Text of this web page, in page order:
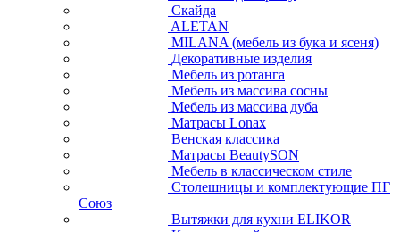
Скайда
ALETAN
MILANA (мебель из бука и ясеня)
Декоративные изделия
Мебель из ротанга
Мебель из массива сосны
Мебель из массива дуба
Матрасы Lonax
Венская классика
Матрасы BeautySON
Мебель в классическом стиле
Столешницы и комплектующие ПГ
Союз
Вытяжки для кухни ELIKOR